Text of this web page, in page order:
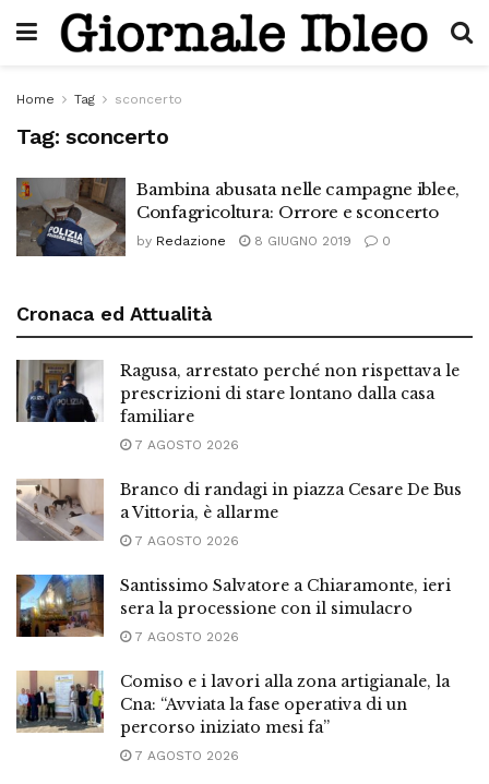
Home Tag sconcerto
Tag: sconcerto
Bambina abusata nelle campagne iblee,
Confagricoltura: Orrore e sconcerto
by Redazione 8 GIUGNO 2019 0
Cronaca ed Attualità
Ragusa, arrestato perché non rispettava le
prescrizioni di stare lontano dalla casa
familiare
7 AGOSTO 2026
Branco di randagi in piazza Cesare De Bus
a Vittoria, è allarme
7 AGOSTO 2026
Santissimo Salvatore a Chiaramonte, ieri
sera la processione con il simulacro
7 AGOSTO 2026
Comiso e i lavori alla zona artigianale, la
Cna: “Avviata la fase operativa di un
percorso iniziato mesi fa”
7 AGOSTO 2026